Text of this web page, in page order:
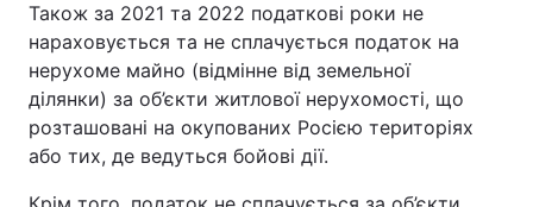
Також за 2021 та 2022 податкові роки не
нараховується та не сплачується податок на
нерухоме майно (відмінне від земельної
ділянки) за об’єкти житлової нерухомості, що
розташовані на окупованих Росією територіях
або тих, де ведуться бойові дії.